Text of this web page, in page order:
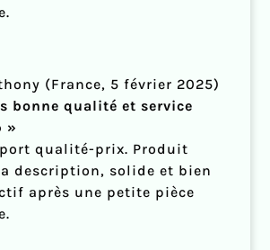
(France, 5 février 2025)
bonne qualité et service
»
qualité-prix. Produit
description, solide et bien
après une petite pièce